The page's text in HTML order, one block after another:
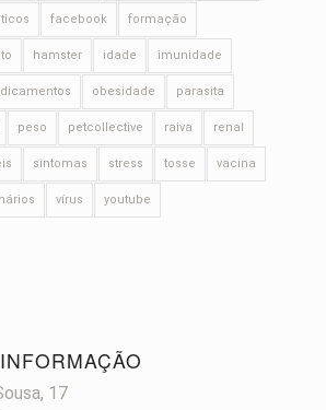
facebook formação
hamster idade imunidade
obesidade parasita
peso petcollective raiva renal
sintomas stress tosse vacina
vírus youtube
17